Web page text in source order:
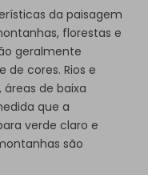
da paisagem
florestas e
geralmente
cores. Rios e
de baixa
que a
verde claro e
são